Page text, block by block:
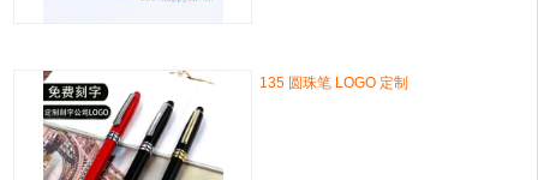
135 圆珠笔 LOGO 定制